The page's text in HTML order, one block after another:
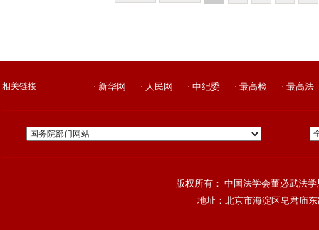
相关链接 · 新华网 · 人民网 · 中纪委 · 最高检 · 最高法
版权所有： 中国法学会董必武法
地址：北京市海淀区皂君庙